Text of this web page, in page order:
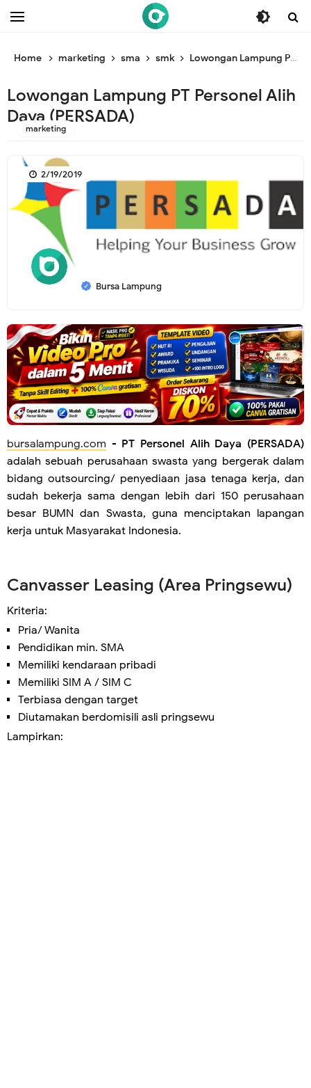
/* ganti br end */
Home marketing sma smk Lowongan Lampung PT Personel Alih Daya (PERSADA)
Lowongan Lampung PT Personel Alih
Daya (PERSADA)
marketing
Bursa Lampung
2/19/2019
bursalampung.com - PT Personel Alih Daya (PERSADA)
adalah sebuah perusahaan swasta yang bergerak dalam
bidang outsourcing/ penyediaan jasa tenaga kerja, dan
sudah bekerja sama dengan lebih dari 150 perusahaan
besar BUMN dan Swasta, guna menciptakan lapangan
kerja untuk Masyarakat Indonesia.
Canvasser Leasing (Area Pringsewu)
Kriteria:
Pria/ Wanita
Pendidikan min. SMA
Memiliki kendaraan pribadi
Memiliki SIM A / SIM C
Terbiasa dengan target
Diutamakan berdomisili asli pringsewu
Lampirkan: